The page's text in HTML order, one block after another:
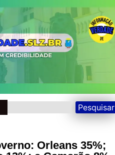
Pesquisar
Orleans 35%;